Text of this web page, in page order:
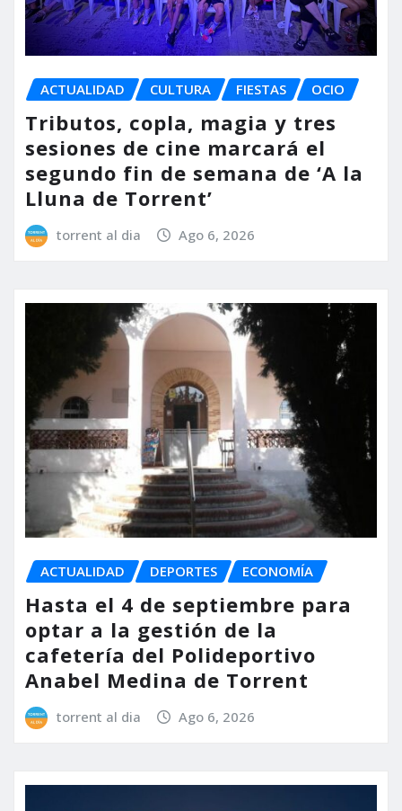
ACTUALIDAD CULTURA FIESTAS OCIO
Tributos, copla, magia y tres
sesiones de cine marcará el
segundo fin de semana de ‘A la
Lluna de Torrent’
torrent al dia Ago 6, 2026
ACTUALIDAD DEPORTES ECONOMÍA
Hasta el 4 de septiembre para
optar a la gestión de la
cafetería del Polideportivo
Anabel Medina de Torrent
torrent al dia Ago 6, 2026